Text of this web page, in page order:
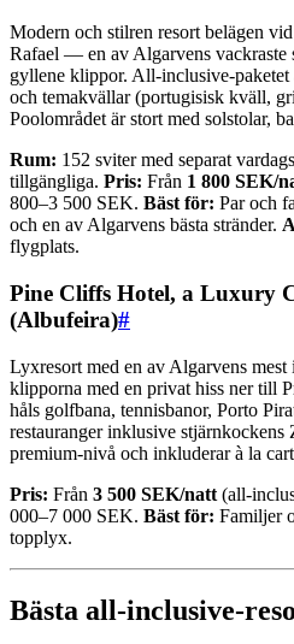
Modern och stilren resort belägen
Rafael — en av Algarvens vackraste
gyllene klippor. All-inclusive-paketet
och temakvällar (portugisisk kväll,
Poolområdet är stort med solstolar,
Rum: 152 sviter med separat
tillgängliga. Pris: Från 1 800 SEK/
800–3 500 SEK. Bäst för: Par och
och en av Algarvens bästa stränder.
flygplats.
Pine Cliffs Hotel, a Luxury
(Albufeira)#
Lyxresort med en av Algarvens
klipporna med en privat hiss ner till
håls golfbana, tennisbanor, Porto
restauranger inklusive
premium-nivå och inkluderar à la
Pris: Från 3 500 SEK/natt (all-
000–7 000 SEK. Bäst för: Familjer
topplyx.
Bästa all-inclusive-